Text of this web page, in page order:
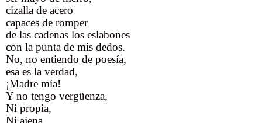
cizalla de acero
capaces de romper
de las cadenas los eslabones
con la punta de mis dedos.
No, no entiendo de poesía,
esa es la verdad,
¡Madre mía!
Y no tengo vergüenza,
Ni propia,
Ni ajena,